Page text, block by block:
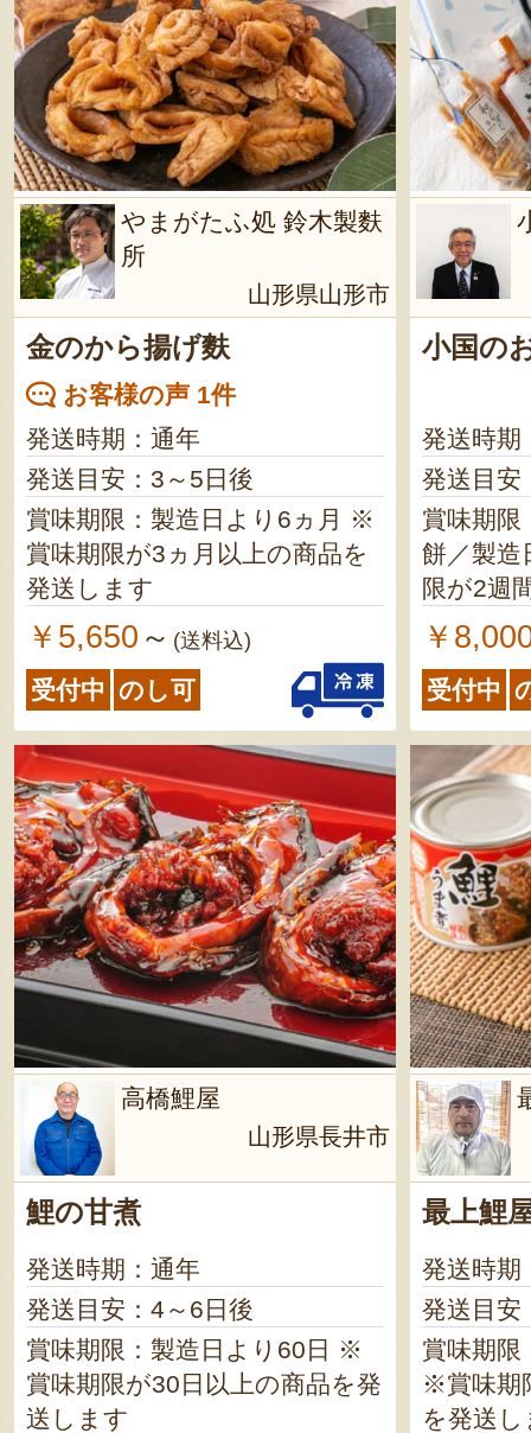
やまがたふ処 鈴木製麩
所
山形県山形市
金のから揚げ麩
お客様の声 1件
発送時期：通年
発送目安：3～5日後
賞味期限：製造日より6ヵ月 ※
賞味期限が3ヵ月以上の商品を
発送します
￥5,650 ～ (送料込)
受付中 のし可
小国の
発送時期
発送目安
賞味期
餅／製造日
限が2週
ます 短角牛カレー／製造日よ
り1年 ※賞味期限が2ヶ月以上
の商品を発
煮／製造日
限が2ヶ
ます おぐに味噌／製造日より3
ヶ月 ※賞味期限が2ヶ月以上の
商品を発送し
そ（元祖
※賞味期
を発送します 芋け
日より6ヶ月 ※賞味
月以上の
角牛いも
賞味期限
発送します 米沢牛麻
素／製造日よ
が2ヶ月
（手作り
3ヶ月 ※賞味期限が2ヶ月以上
の商品を発
茶／製造日よ
が2ヶ月
￥
受付中
高橋鯉屋
山形県長井市
鯉の甘煮
発送時期：通年
発送目安：4～6日後
賞味期限：製造日より60日 ※
賞味期限が30日以上の商品を発
送します
最上鯉
発送時期
発送目安
賞味期限
※賞味期
を発送し